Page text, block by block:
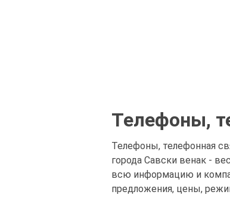
Телефоны,
Телефоны, телефонная
города Савски венак -
всю информацию и
предложения, цены,